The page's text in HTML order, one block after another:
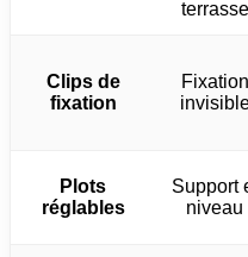
terrasse
Clips de
fixation
Fixation
Plots
réglables
Support
niveau